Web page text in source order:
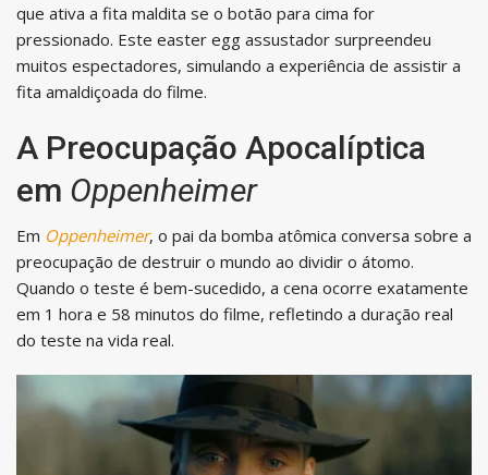
que ativa a fita maldita se o botão para cima for
pressionado. Este easter egg assustador surpreendeu
muitos espectadores, simulando a experiência de assistir a
fita amaldiçoada do filme.
A Preocupação Apocalíptica
em Oppenheimer
Em Oppenheimer, o pai da bomba atômica conversa sobre a
preocupação de destruir o mundo ao dividir o átomo.
Quando o teste é bem-sucedido, a cena ocorre exatamente
em 1 hora e 58 minutos do filme, refletindo a duração real
do teste na vida real.